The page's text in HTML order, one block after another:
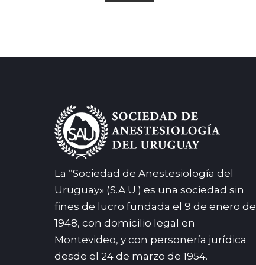
La “Sociedad de Anestesiología del
Uruguay» (S.A.U.) es una sociedad sin
fines de lucro fundada el 9 de enero de
1948, con domicilio legal en
Montevideo, y con personería jurídica
desde el 24 de marzo de 1954.